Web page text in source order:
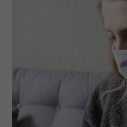
Cum ne afectează
COVID corpul